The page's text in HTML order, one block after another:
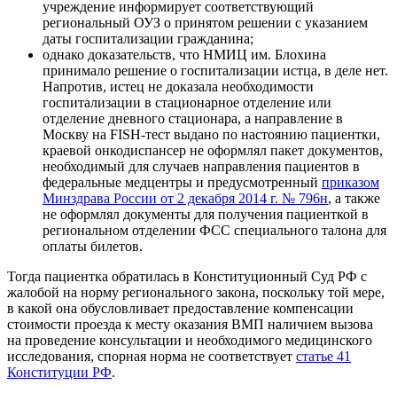
учреждение информирует соответствующий
региональный ОУЗ о принятом решении с указанием
даты госпитализации гражданина;
однако доказательств, что НМИЦ им. Блохина
принимало решение о госпитализации истца, в деле нет.
Напротив, истец не доказала необходимости
госпитализации в стационарное отделение или
отделение дневного стационара, а направление в
Москву на FISH-тест выдано по настоянию пациентки,
краевой онкодиспансер не оформлял пакет документов,
необходимый для случаев направления пациентов в
федеральные медцентры и предусмотренный приказом
Минздрава России от 2 декабря 2014 г. № 796н, а также
не оформлял документы для получения пациенткой в
региональном отделении ФСС специального талона для
оплаты билетов.
Тогда пациентка обратилась в Конституционный Суд РФ с
жалобой на норму регионального закона, поскольку той мере,
в какой она обусловливает предоставление компенсации
стоимости проезда к месту оказания ВМП наличием вызова
на проведение консультации и необходимого медицинского
исследования, спорная норма не соответствует статье 41
Конституции РФ.